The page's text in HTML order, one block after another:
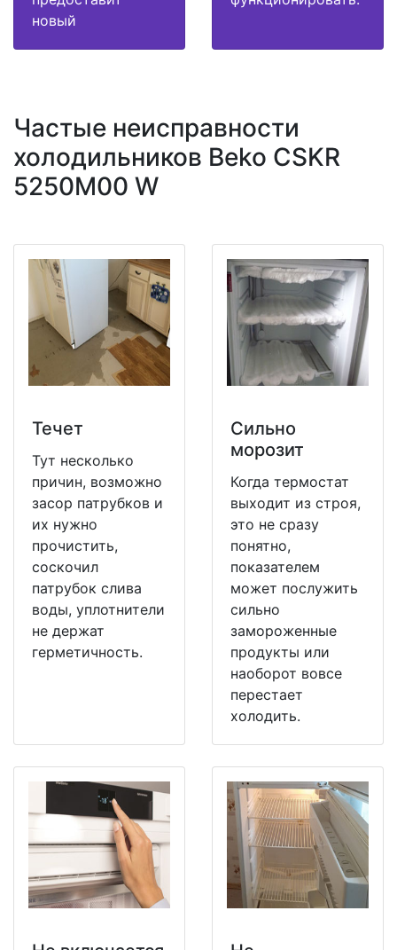
новый
Частые неисправности
холодильников Beko CSKR
5250M00 W
Течет
Тут несколько
причин, возможно
засор патрубков и
их нужно
прочистить,
соскочил
патрубок слива
воды, уплотнители
не держат
герметичность.
Сильно
морозит
Когда термостат
выходит из строя,
это не сразу
понятно,
показателем
может послужить
сильно
замороженные
продукты или
наоборот вовсе
перестает
холодить.